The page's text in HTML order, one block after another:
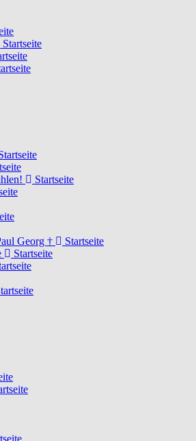
Startseite
Startseite
Georg †
Startseite
Startseite